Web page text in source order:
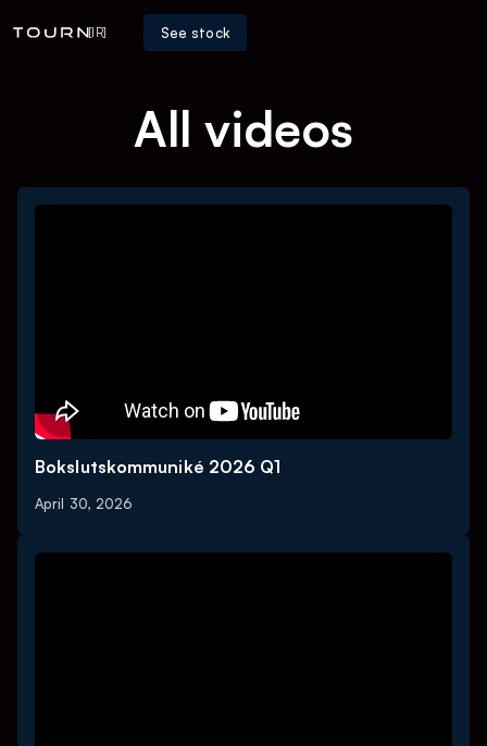
[IR] See stock
All videos
Bokslutskommuniké 2026 Q1
April 30, 2026